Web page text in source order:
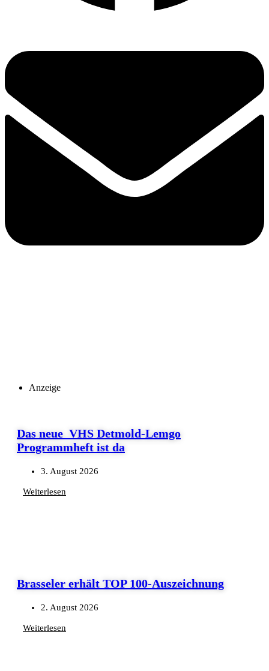
Anzeige
Das neue VHS Detmold-Lemgo
Programmheft ist da
3. August 2026
Weiterlesen
Brasseler erhält TOP 100-Auszeichnung
2. August 2026
Weiterlesen